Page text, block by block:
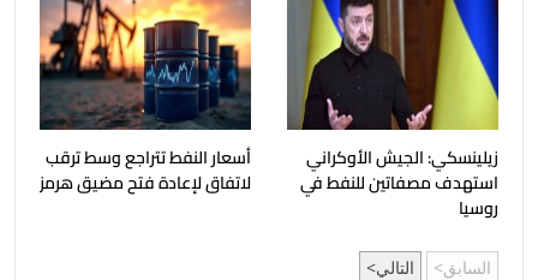
زيلينسكي: الجيش الأوكراني
استهدف مصفاتين للنفط في
روسيا
أسعار النفط تتراجع وسط ترقب
لاتفاق لإعادة فتح مضيق هرمز
السابق التالي